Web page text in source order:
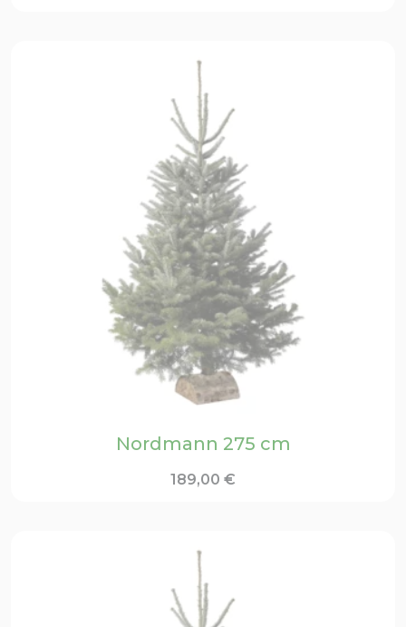
Nordmann 275 cm
189,00 €